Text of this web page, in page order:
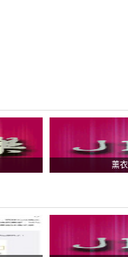
而且面膜中没有任何
薰